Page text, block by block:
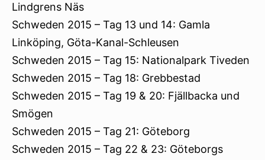
Lindgrens Näs
Schweden 2015 – Tag 13 und 14: Gamla
Linköping, Göta-Kanal-Schleusen
Schweden 2015 – Tag 15: Nationalpark Tiveden
Schweden 2015 – Tag 18: Grebbestad
Schweden 2015 – Tag 19 & 20: Fjällbacka und
Smögen
Schweden 2015 – Tag 21: Göteborg
Schweden 2015 – Tag 22 & 23: Göteborgs